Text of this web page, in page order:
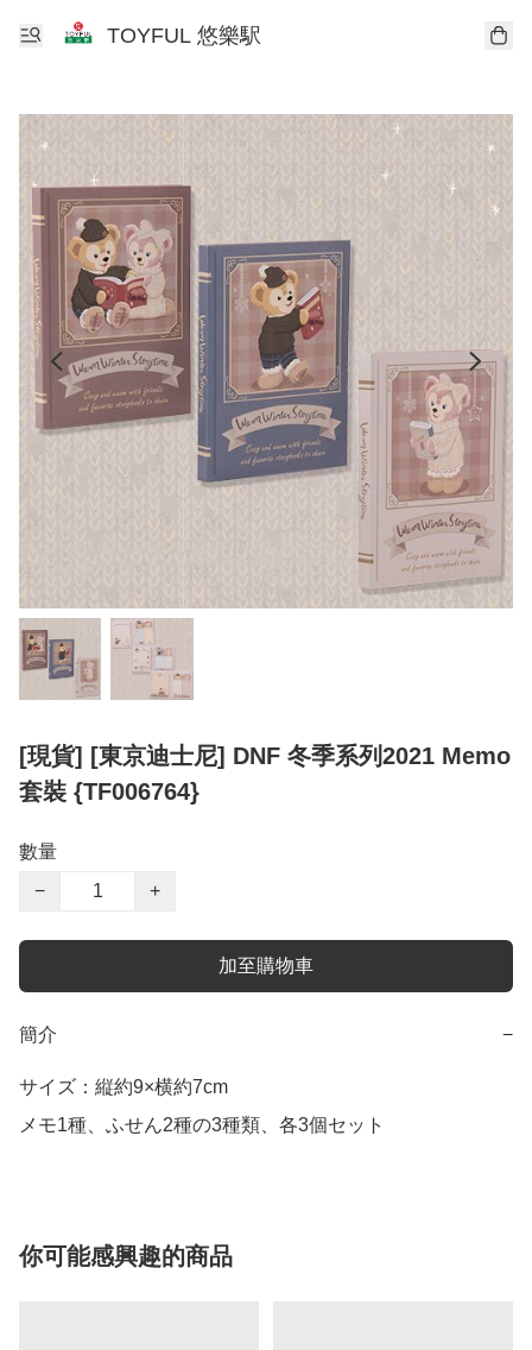
TOYFUL 悠樂駅
[現貨] [東京迪士尼] DNF 冬季系列2021 Memo
套裝 {TF006764}
數量
−
+
加至購物車
簡介 −
サイズ：縦約9×横約7cm
メモ1種、ふせん2種の3種類、各3個セット
你可能感興趣的商品